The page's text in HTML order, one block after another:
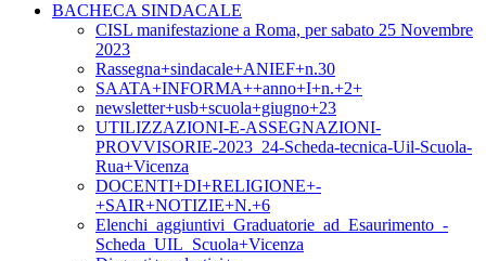
BACHECA SINDACALE
CISL manifestazione a Roma, per sabato 25 Novembre
2023
Rassegna+sindacale+ANIEF+n.30
SAATA+INFORMA++anno+I+n.+2+
newsletter+usb+scuola+giugno+23
UTILIZZAZIONI-E-ASSEGNAZIONI-
PROVVISORIE-2023_24-Scheda-tecnica-Uil-Scuola-
Rua+Vicenza
DOCENTI+DI+RELIGIONE+-
+SAIR+NOTIZIE+N.+6
Elenchi_aggiuntivi_Graduatorie_ad_Esaurimento_-
Scheda_UIL_Scuola+Vicenza